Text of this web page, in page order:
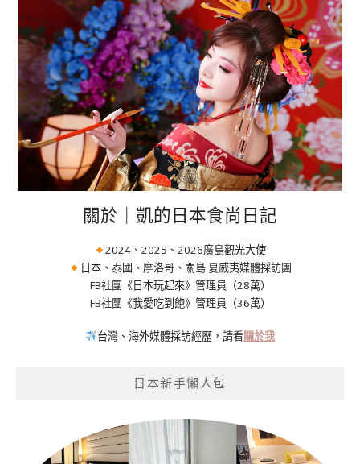
關於｜凱的日本食尚日記
2024、2025、2026廣島觀光大使
日本、泰國、摩洛哥、關島 夏威夷媒體採訪團
FB社團《日本玩起來》管理員（28萬）
FB社團《我愛吃到飽》管理員（36萬）
台灣、海外媒體採訪經歷，請看關於我
日本新手懶人包